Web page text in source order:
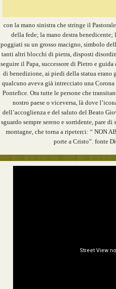
con la mano sinistra che stringe il
della fede; la mano destra
poggiati su un grosso macigno, simbolo
tanti altri blocchi di pietra, disposti
seguire il Papa, successore di Pietro e
di benedizione, ai piedi della statua erano
qualcuno aveva già intrecciato una
Pontefice. Ora tutte le persone che
nostro paese o viceversa, là dove
dell’accoglienza e del saluto del Beato
sguardo sempre sereno e sorridente, pare
montagne, che torna a ripeterci: “ NON
porte a Cristo”. fonte D